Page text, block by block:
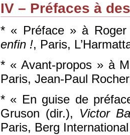
IV – Préfaces à
* « Préface » à
enfin !, Paris,
* « Avant-propos » à
Paris, Jean-Paul
* « En guise de
Gruson (dir.), Victor
Paris, Berg